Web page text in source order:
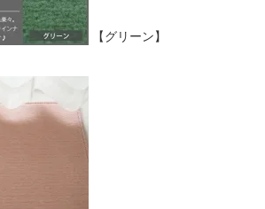
【グリーン】